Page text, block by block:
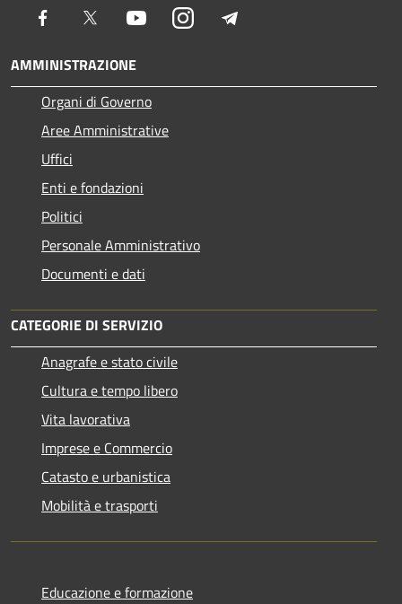
Facebook Twitter YoutubeInstagram
AMMINISTRAZIONE
Organi di Governo
Aree Amministrative
Uffici
Enti e fondazioni
Politici
Personale Amministrativo
Documenti e dati
CATEGORIE DI SERVIZIO
Anagrafe e stato civile
Cultura e tempo libero
Vita lavorativa
Imprese e Commercio
Catasto e urbanistica
Mobilità e trasporti
Educazione e formazione